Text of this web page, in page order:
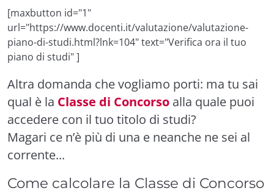
[maxbutton id="1"
url="https://www.docenti.it/valutazione/valutazione-
piano-di-studi.html?lnk=104" text="Verifica ora il tuo
piano di studi" ]
Altra domanda che vogliamo porti: ma tu sai
qual è la Classe di Concorso alla quale puoi
accedere con il tuo titolo di studi?
Magari ce n’è più di una e neanche ne sei al
corrente...
Come calcolare la Classe di Concorso